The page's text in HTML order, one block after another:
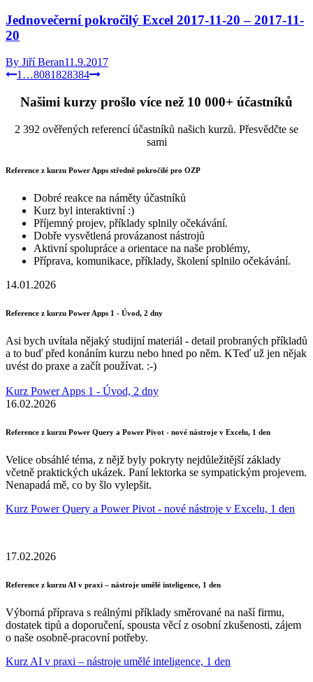
Jednovečerní pokročilý Excel 2017-11-20 – 2017-11-
20
By Jiří Beran11.9.2017
1 …8081828384
Našimi kurzy prošlo více než 10 000+ účastníků
2 392 ověřených referencí účastníků našich kurzů. Přesvědčte se
sami
Reference z kurzu Power Apps středně pokročilé pro OZP
Dobré reakce na náměty účastníků
Kurz byl interaktivní :)
Příjemný projev, příklady splnily očekávání.
Dobře vysvětlená provázanost nástrojů
Aktivní spolupráce a orientace na naše problémy,
Příprava, komunikace, příklady, školení splnilo očekávání.
14.01.2026
Reference z kurzu Power Apps 1 - Úvod, 2 dny
Asi bych uvítala nějaký studijní materiál - detail probraných příkladů
a to buď před konáním kurzu nebo hned po něm. KTeď už jen nějak
uvést do praxe a začít používat. :-)
Kurz Power Apps 1 - Úvod, 2 dny
16.02.2026
Reference z kurzu Power Query a Power Pivot - nové nástroje v Excelu, 1 den
Velice obsáhlé téma, z nějž byly pokryty nejdůležitější základy
včetně praktických ukázek. Paní lektorka se sympatickým projevem.
Nenapadá mě, co by šlo vylepšit.
Kurz Power Query a Power Pivot - nové nástroje v Excelu, 1 den
17.02.2026
Reference z kurzu AI v praxi – nástroje umělé inteligence, 1 den
Výborná příprava s reálnými příklady směrované na naší firmu,
dostatek tipů a doporučení, spousta věcí z osobní zkušenosti, zájem
o naše osobně-pracovní potřeby.
Kurz AI v praxi – nástroje umělé inteligence, 1 den